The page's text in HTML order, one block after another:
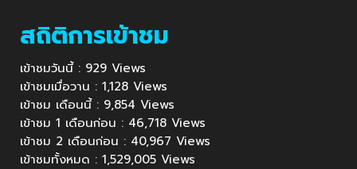
สถิติการเข้าชม
เข้าชมวันนี้ : 929 Views
เข้าชมเมื่อวาน : 1,128 Views
เข้าชม เดือนนี้ : 9,854 Views
เข้าชม 1 เดือนก่อน : 46,718 Views
เข้าชม 2 เดือนก่อน : 40,967 Views
เข้าชมทั้งหมด : 1,529,005 Views